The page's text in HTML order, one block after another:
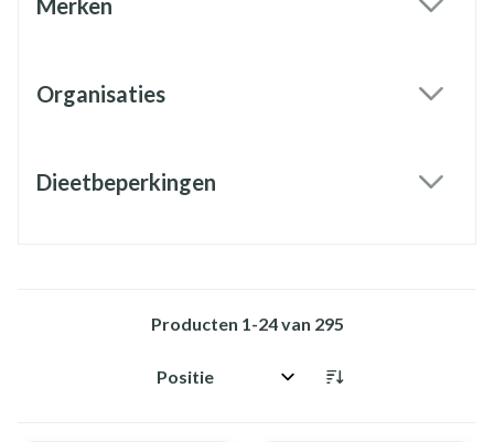
Merken
Organisaties
Dieetbeperkingen
Producten 1-24van 295
Sorteer op: